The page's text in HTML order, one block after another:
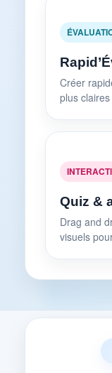
Créer
plus
Quiz &
Drag and
visuels